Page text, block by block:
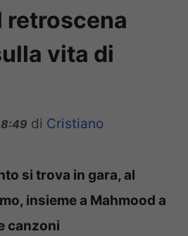
retroscena
vita di
di Cristiano
si trova in gara, al
insieme a Mahmood a
canzoni